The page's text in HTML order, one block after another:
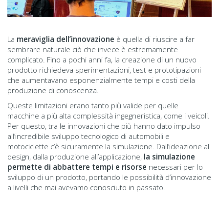
La meraviglia dell’innovazione è quella di riuscire a far
sembrare naturale ciò che invece è estremamente
complicato. Fino a pochi anni fa, la creazione di un nuovo
prodotto richiedeva sperimentazioni, test e prototipazioni
che aumentavano esponenzialmente tempi e costi della
produzione di conoscenza.
Queste limitazioni erano tanto più valide per quelle
macchine a più alta complessità ingegneristica, come i veicoli.
Per questo, tra le innovazioni che più hanno dato impulso
all’incredibile sviluppo tecnologico di automobili e
motociclette c’è sicuramente la simulazione. Dall’ideazione al
design, dalla produzione all’applicazione, la simulazione
permette di abbattere tempi e risorse necessari per lo
sviluppo di un prodotto, portando le possibilità d’innovazione
a livelli che mai avevamo conosciuto in passato.